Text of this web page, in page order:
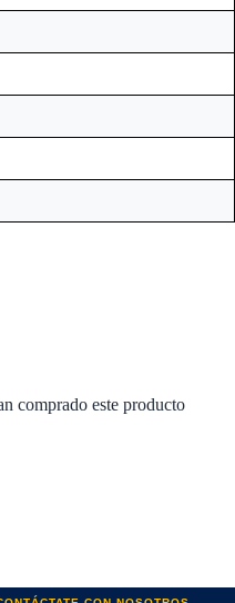
comprado este producto